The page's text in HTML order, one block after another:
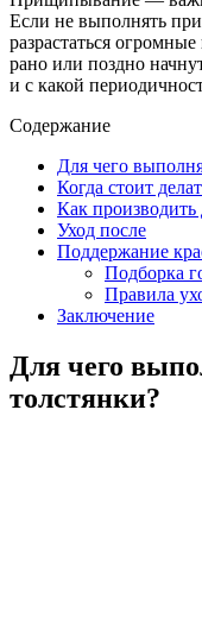
Если не выполнять
разрастаться
рано или поздно
и с какой
Содержание
Для чего
Когда стоит
Как производить
Уход после
Поддержание
Подборка
Правила
Заключение
Для чего
толстянки?